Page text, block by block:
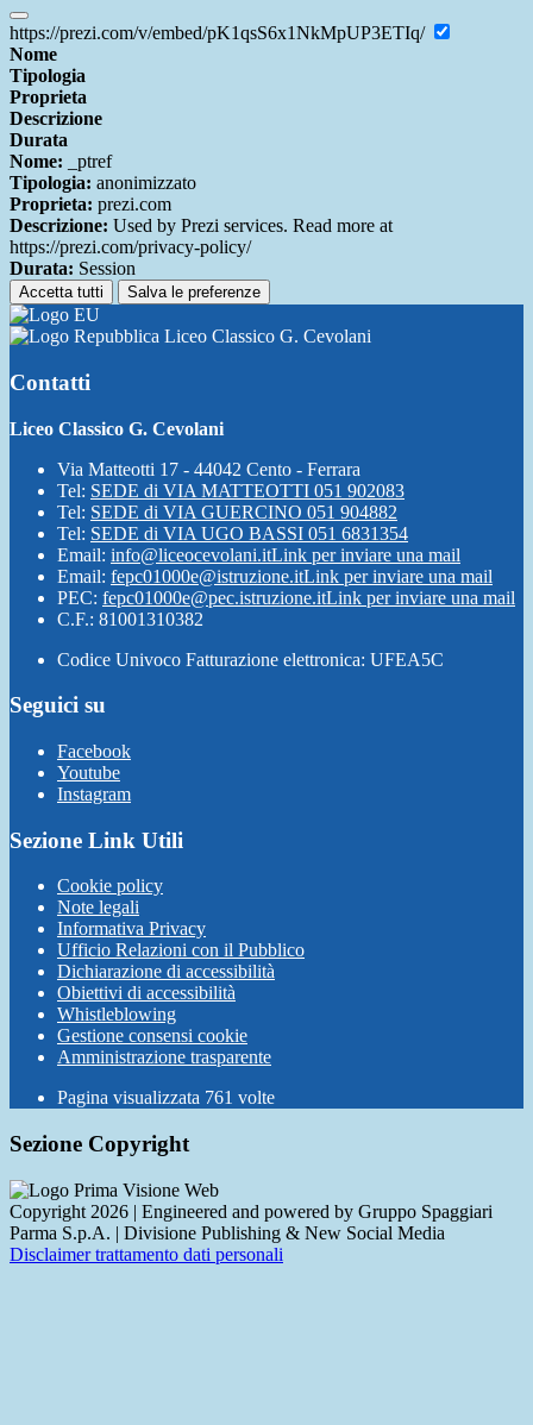
https://prezi.com/v/embed/pK1qsS6x1NkMpUP3ETIq/
Nome
Tipologia
Proprieta
Descrizione
Durata
Nome: _ptref
Tipologia: anonimizzato
Proprieta: prezi.com
Descrizione: Used by Prezi services. Read more at
https://prezi.com/privacy-policy/
Durata: Session
Accetta tutti Salva le preferenze
Liceo Classico G. Cevolani
Contatti
Liceo Classico G. Cevolani
Via Matteotti 17 - 44042 Cento - Ferrara
Tel: SEDE di VIA MATTEOTTI 051 902083
Tel: SEDE di VIA GUERCINO 051 904882
Tel: SEDE di VIA UGO BASSI 051 6831354
Email: info@liceocevolani.itLink per inviare una mail
Email: fepc01000e@istruzione.itLink per inviare una mail
PEC: fepc01000e@pec.istruzione.itLink per inviare una mail
C.F.: 81001310382
Codice Univoco Fatturazione elettronica: UFEA5C
Seguici su
Facebook
Youtube
Instagram
Sezione Link Utili
Cookie policy
Note legali
Informativa Privacy
Ufficio Relazioni con il Pubblico
Dichiarazione di accessibilità
Obiettivi di accessibilità
Whistleblowing
Gestione consensi cookie
Amministrazione trasparente
Pagina visualizzata 761 volte
Sezione Copyright
Copyright 2026 | Engineered and powered by Gruppo Spaggiari
Parma S.p.A. | Divisione Publishing & New Social Media
Disclaimer trattamento dati personali